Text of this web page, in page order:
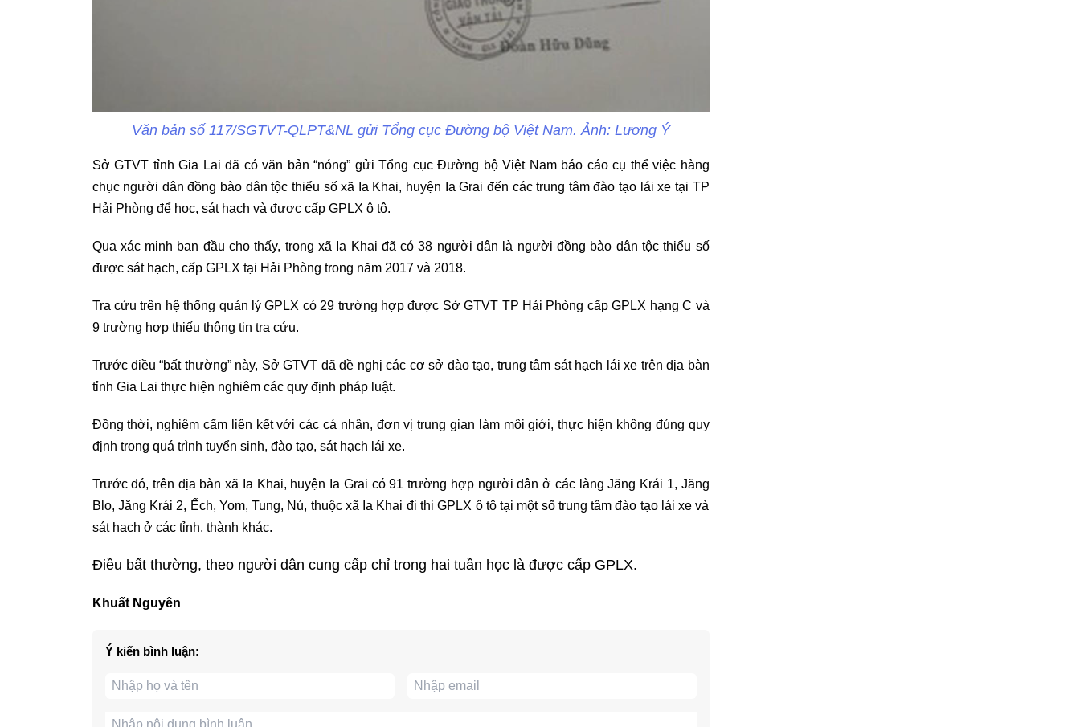
Văn bản số 117/SGTVT-QLPT&NL gửi Tổng cục Đường bộ Việt Nam. Ảnh: Lương Ý
Sở GTVT tỉnh Gia Lai đã có văn bản “nóng” gửi Tổng cục Đường bộ Việt Nam báo cáo cụ thể việc hàng
chục người dân đồng bào dân tộc thiểu số xã Ia Khai, huyện Ia Grai đến các trung tâm đào tạo lái xe tại TP
Hải Phòng để học, sát hạch và được cấp GPLX ô tô.
Qua xác minh ban đầu cho thấy, trong xã Ia Khai đã có 38 người dân là người đồng bào dân tộc thiểu số
được sát hạch, cấp GPLX tại Hải Phòng trong năm 2017 và 2018.
Tra cứu trên hệ thống quản lý GPLX có 29 trường hợp được Sở GTVT TP Hải Phòng cấp GPLX hạng C và
9 trường hợp thiếu thông tin tra cứu.
Trước điều “bất thường” này, SởGTVT đã đề nghị các cơ sở đào tạo, trung tâm sát hạch lái xe trên địa bàn
tỉnh Gia Lai thực hiện nghiêm các quy định pháp luật.
Đồng thời, nghiêm cấm liên kết với các cá nhân, đơn vị trung gian làm môi giới, thực hiện không đúng quy
định trong quá trình tuyển sinh, đào tạo, sát hạch lái xe.
Trước đó, trên địa bàn xã Ia Khai, huyện Ia Grai có 91 trường hợp người dân ở các làng Jăng Krái 1, Jăng
Blo, Jăng Krái 2, Ếch, Yom, Tung, Nú, thuộc xã Ia Khai đi thi GPLX ô tô tại một số trung tâm đào tạo lái xe và
sát hạch ở các tỉnh, thành khác.
Điều bất thường, theo người dân cung cấp chỉ trong hai tuần học là được cấp GPLX.
Khuất Nguyên
Ý kiến bình luận: